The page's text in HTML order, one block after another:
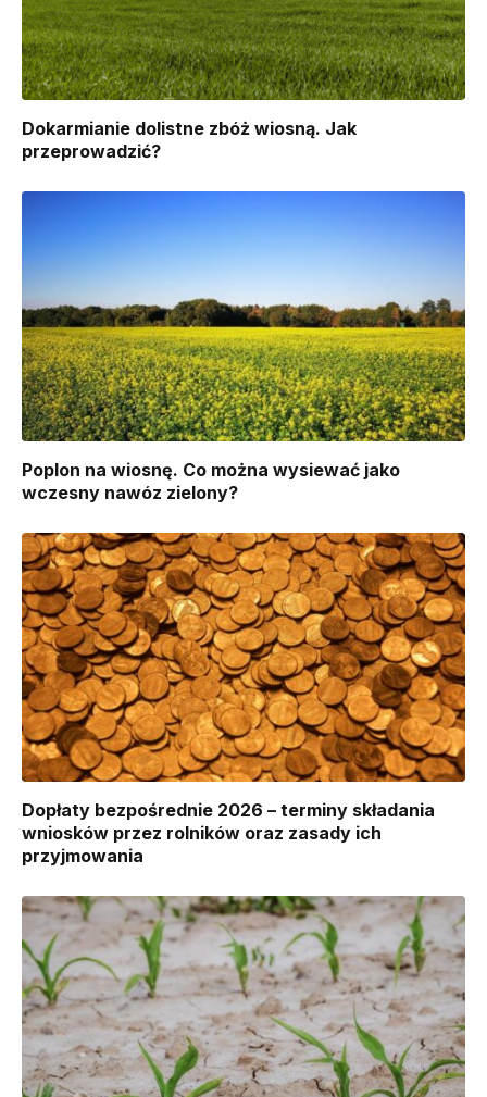
Dokarmianie dolistne zbóż wiosną. Jak
przeprowadzić?
Poplon na wiosnę. Co można wysiewać jako
wczesny nawóz zielony?
Dopłaty bezpośrednie 2026 – terminy składania
wniosków przez rolników oraz zasady ich
przyjmowania